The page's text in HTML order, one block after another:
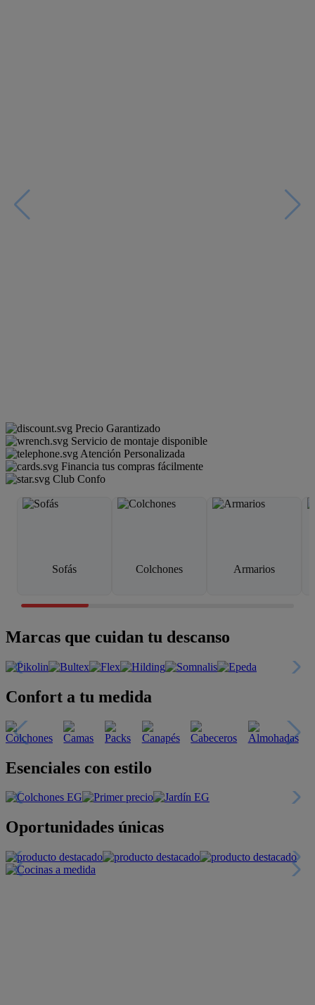
Precio Garantizado
Servicio de montaje disponible
Atención Personalizada
Financia tus compras fácilmente
Club Confo
Sofás Colchones Armarios
Marcas que cuidan tu descanso
Confort a tu medida
Esenciales con estilo
Oportunidades únicas